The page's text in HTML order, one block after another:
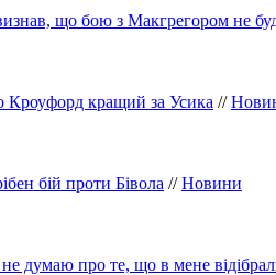
що бою з Макгрегором не
кращий за Усика //
бій проти Бівола //Новини
не думаю про те, що в мене